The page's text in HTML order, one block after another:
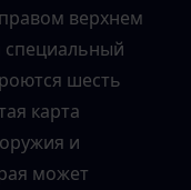
верхнем
специальный
шесть
карта
и
может